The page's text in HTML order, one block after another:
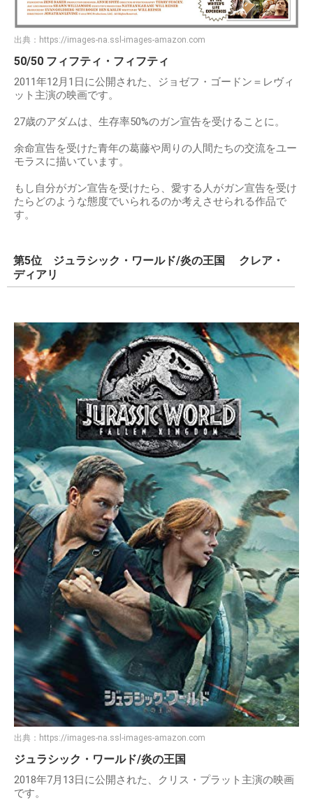
出典： https://images-na.ssl-images-amazon.com
50/50 フィフティ・フィフティ
2011年12月1日に公開された、ジョゼフ・ゴードン＝レヴィ
ット主演の映画です。
27歳のアダムは、生存率50%のガン宣告を受けることに。
余命宣告を受けた青年の葛藤や周りの人間たちの交流をユー
モラスに描いています。
もし自分がガン宣告を受けたら、愛する人がガン宣告を受け
たらどのような態度でいられるのか考えさせられる作品で
す。
第5位 ジュラシック・ワールド/炎の王国 クレア・
ディアリ
出典： https://images-na.ssl-images-amazon.com
ジュラシック・ワールド/炎の王国
2018年7月13日に公開された、クリス・プラット主演の映画
です。